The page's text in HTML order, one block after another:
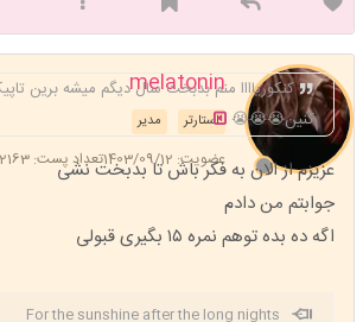
melatonin
مدیر استارتر
عضویت: 1403/09/12 تعداد پست: 2163
کنکوریاااا منم بدبخت سال دیگم میشه برین
کنین😭😭😭
عزیزم از الان به فکر باش تا بدبخت نشی
جوابتم من دادم
اگه ده بده توهم نمره ۱۵ بگیری قبولی
For the sunshine after the long nights